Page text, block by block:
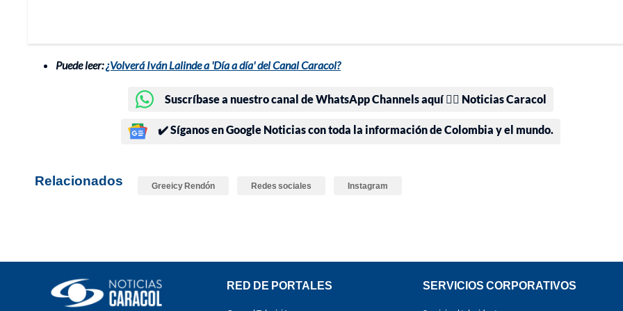
Puede leer:¿Volverá Iván Lalinde a 'Día a día' del Canal Caracol?
Suscríbase a nuestro canal de WhatsApp Channels aquí 👉🏻 Noticias Caracol
✔️ Síganos en Google Noticias con toda la información de Colombia y el mundo.
Relacionados Greeicy Rendón Redes sociales Instagram
RED DE PORTALES SERVICIOS CORPORATIVOS